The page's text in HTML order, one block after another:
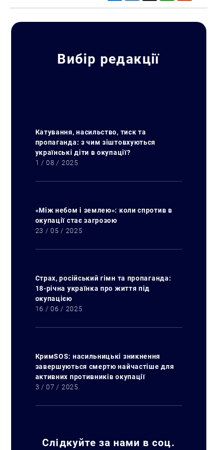
Пошук за запитом:
Вибір редакції
Катування, насильство, тиск та
пропаганда: з чим зіштовхуються
українські діти в окупації?
1 / 08 / 2025
«Між небом і землею»: коли спротив в
окупації стає загрозою
23 / 05 / 2025
Страх, російський гімн та пропаганда:
18-річна українка про життя під
окупацією
16 / 06 / 2025
КримSOS: насильницькі зникнення
завершуються смертю найчастіше для
активних противників окупації
3 / 07 / 2025
Слідкуйте за нами в соц.